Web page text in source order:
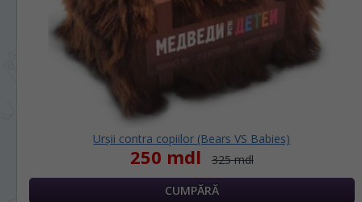
Urșii contra copiilor (Bears VS Babies)
250 mdl 325 mdl